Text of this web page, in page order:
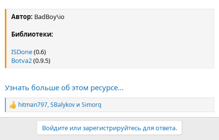
Автор: BadBoy\io
Библиотеки:
ISDone(0.6)
Botva2(0.9.5)
Узнать больше об этом ресурсе...
Р
е
hitman797,SBalykov и Simorq
Войдите или зарегистрируйтесь для ответа.